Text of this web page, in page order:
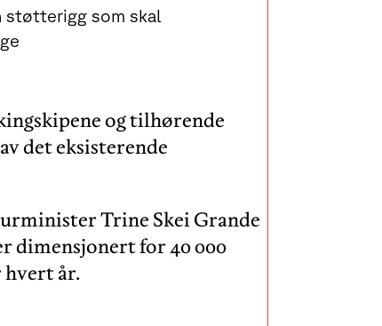
som skal
og tilhørende
det eksisterende
Trine Skei Grande
dimensjonert for 40 000
hvert år.